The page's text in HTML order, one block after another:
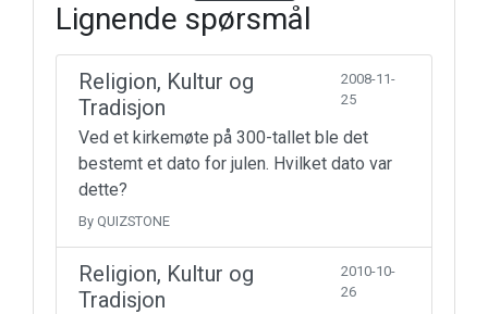
Lignende spørsmål
Religion, Kultur og
Tradisjon
2008-11-
25
Ved et kirkemøte på 300-tallet ble det
bestemt et dato for julen. Hvilket dato var
dette?
By QUIZSTONE
Religion, Kultur og
Tradisjon
2010-10-
26